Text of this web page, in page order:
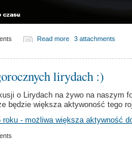
Read more 3 attachments
lirydach :)
o Lirydach na żywo na naszym
będzie większa aktywoność tego
roku - możliwa większa aktywność